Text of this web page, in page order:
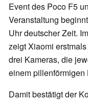
Event des Poco F5
Veranstaltung
Uhr deutscher Zeit.
zeigt Xiaomi
drei Kameras, die
einem pillenförmigen
Damit bestätigt der